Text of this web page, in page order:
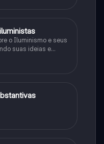
o Iluminismo e seus
suas ideias e